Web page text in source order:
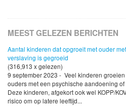
MEEST GELEZEN BERICHTEN
Aantal kinderen dat opgroeit met ouder
verslaving is gegroeid
(316,913 x gelezen)
9 september 2023 - Veel kinderen
ouders met een psychische aandoening
Deze kinderen, afgekort ook wel KOPP/
risico om op latere leeftijd...